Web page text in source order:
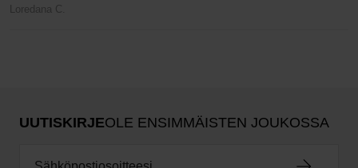
Loredana C.
UUTISKIRJEOLE ENSIMMÄISTEN JOUKOSSA